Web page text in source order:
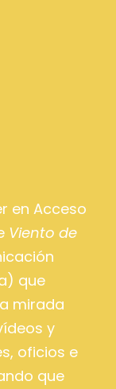
en Acceso
Viento de
que
mirada
y
oficios e
que